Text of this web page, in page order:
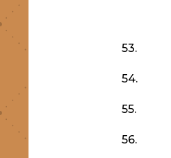
53.
54.
55.
56.